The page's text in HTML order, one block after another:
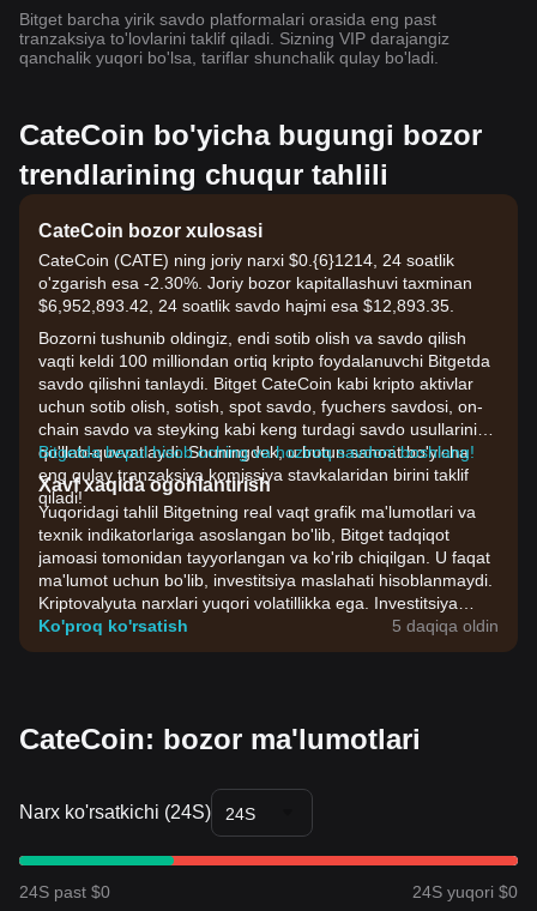
Bitget barcha yirik savdo platformalari orasida eng past
tranzaksiya to'lovlarini taklif qiladi. Sizning VIP darajangiz
qanchalik yuqori bo'lsa, tariflar shunchalik qulay bo'ladi.
CateCoin bo'yicha bugungi bozor
trendlarining chuqur tahlili
CateCoin bozor xulosasi
CateCoin (CATE) ning joriy narxi $0.{6}1214, 24 soatlik
o'zgarish esa -2.30%. Joriy bozor kapitallashuvi taxminan
$6,952,893.42, 24 soatlik savdo hajmi esa $12,893.35.
Bozorni tushunib oldingiz, endi sotib olish va savdo qilish
vaqti keldi 100 milliondan ortiq kripto foydalanuvchi Bitgetda
savdo qilishni tanlaydi. Bitget CateCoin kabi kripto aktivlar
uchun sotib olish, sotish, spot savdo, fyuchers savdosi, on-
chain savdo va steyking kabi keng turdagi savdo usullarini
qo'llab-quvvatlaydi. Shuningdek, u butun sanoat bo'yicha
eng qulay tranzaksiya komissiya stavkalaridan birini taklif
qiladi!
Bitgetda bepul hisob oching va hoziroq savdoni boshlang!
Xavf xaqida ogohlantirish
Yuqoridagi tahlil Bitgetning real vaqt grafik ma'lumotlari va
texnik indikatorlariga asoslangan bo'lib, Bitget tadqiqot
jamoasi tomonidan tayyorlangan va ko'rib chiqilgan. U faqat
ma'lumot uchun bo'lib, investitsiya maslahati hisoblanmaydi.
Kriptovalyuta narxlari yuqori volatillikka ega. Investitsiya
qarorlarini o'zingizning riskga chidamliligingiz asosida qabul
qiling.
Ko'proq ko'rsatish 5 daqiqa oldin
CateCoin: bozor ma'lumotlari
Narx ko'rsatkichi (24S) 24S
24S past $0 24S yuqori $0